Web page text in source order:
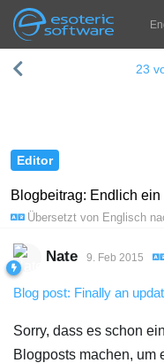
Esoteric
Navigation
STARTSEITE
Editor
Blogbeitrag: Endlich ein
Übersetzt von Englisch
23
Nate 9. Feb 2015
Blog post: Finally an
Sorry, dass es schon
Blogposts machen, um